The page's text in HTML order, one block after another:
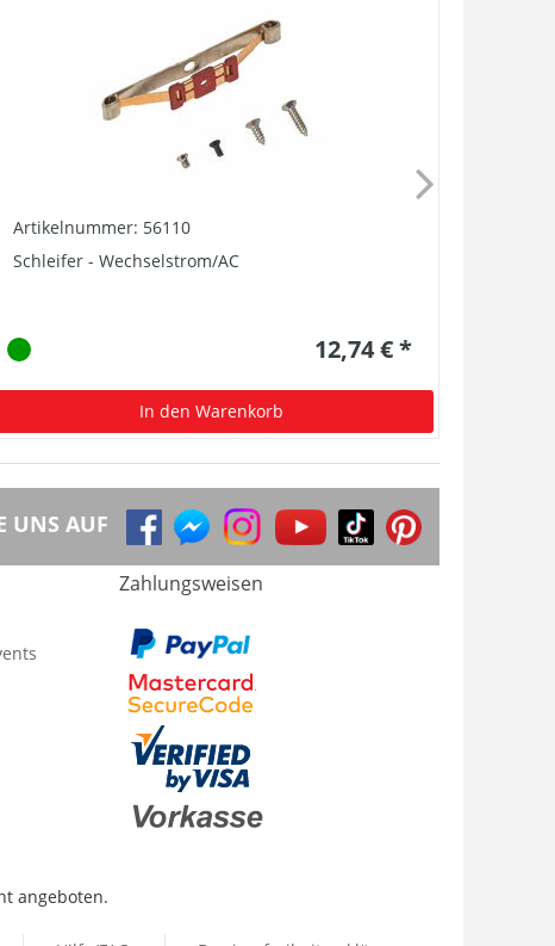
Artikelnummer: 56110
Schleifer - Wechselstrom/AC
12,74 € *
In den Warenkorb
UNS AUF
Zahlungsweisen
angeboten.